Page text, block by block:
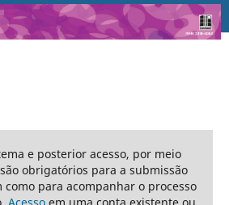
e posterior acesso, por meio
obrigatórios para a submissão
para acompanhar o processo